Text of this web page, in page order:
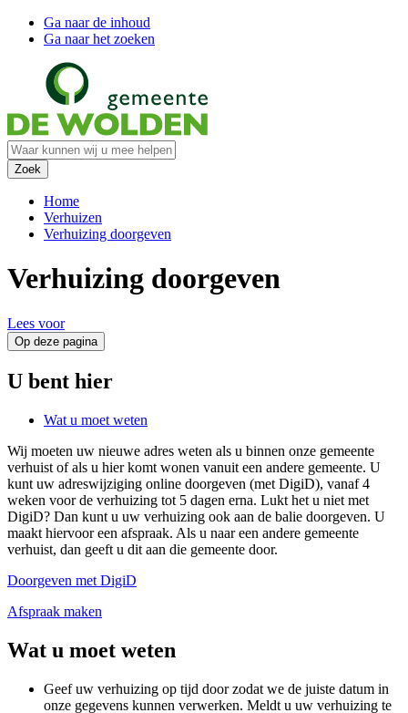
Ga naar de inhoud
Ga naar het zoeken
Home
Verhuizen
Verhuizing doorgeven
Verhuizing doorgeven
Lees voor
Op deze pagina
U bent hier
Wat u moet weten
Wij moeten uw nieuwe adres weten als u binnen onze gemeente
verhuist of als u hier komt wonen vanuit een andere gemeente. U
kunt uw adreswijziging online doorgeven (met DigiD), vanaf 4
weken voor de verhuizing tot 5 dagen erna. Lukt het u niet met
DigiD? Dan kunt u uw verhuizing ook aan de balie doorgeven. U
maakt hiervoor een afspraak. Als u naar een andere gemeente
verhuist, dan geeft u dit aan die gemeente door.
Doorgeven met DigiD
Afspraak maken
Wat u moet weten
Geef uw verhuizing op tijd door zodat we de juiste datum in
onze gegevens kunnen verwerken. Meldt u uw verhuizing te